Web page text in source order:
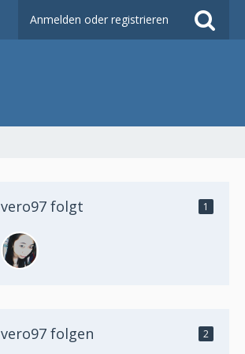
Anmelden oder registrieren
vero97 folgt 1
vero97 folgen 2